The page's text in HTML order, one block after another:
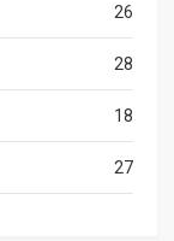
26
28
18
27